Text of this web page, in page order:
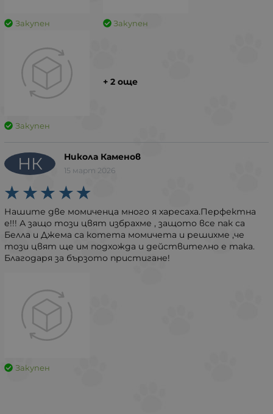
Закупен Закупен
Закупен
+ 2 още
НК Никола Каменов
15 март 2026
Нашите две момиченца много я харесаха.Перфектна
е!!! А защо този цвят избрахме , защото все пак са
Белла и Джема са котета момичета и решихме ,че
този цвят ще им подхожда и действително е така.
Благодаря за бързото пристигане!
Закупен